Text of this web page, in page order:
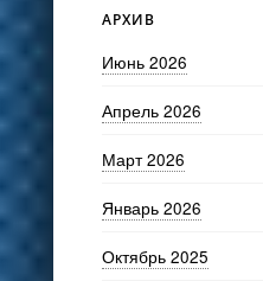
АРХИВ
Июнь 2026
Апрель 2026
Март 2026
Январь 2026
Октябрь 2025